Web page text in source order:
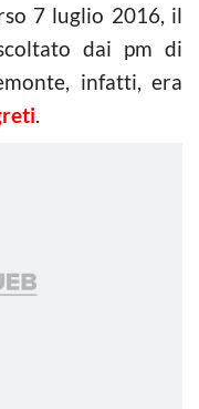
7 luglio 2016, il
dai pm di
infatti, era
.